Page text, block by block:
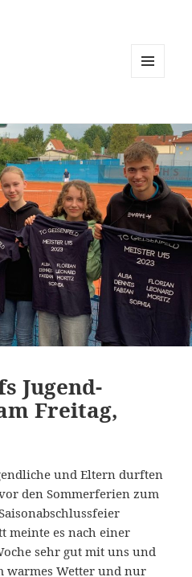
Jugend-
Freitag,
und Eltern durften
den Sommerferien zum
meinte es nach einer
sehr gut mit uns und
warmes Wetter und nur